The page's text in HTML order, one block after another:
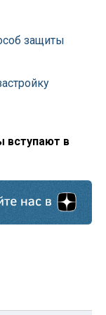
защиты
вступают в